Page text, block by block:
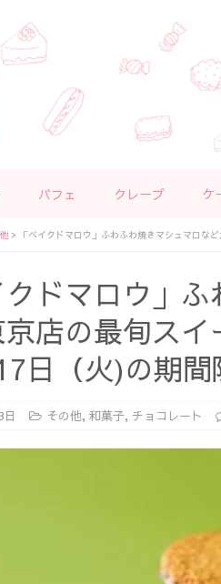
パフェ クレープ ケ
> 「ベイクドマロウ」ふわふわ焼きマシュマロ
クドマロウ」
店の最旬ス
日（火)の期間
その他, 和菓子, チョコレート